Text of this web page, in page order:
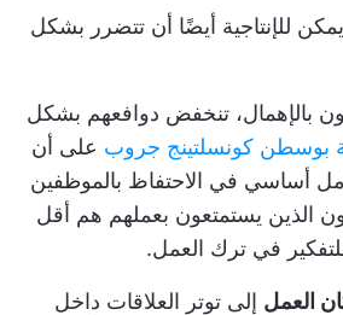
للإنتاجية أيضًا أن تتضرر بشكل
بالإهمال، تنخفض دوافعهم بشكل
بوسطن كونسلتينج جروب على أن
أساسي في الاحتفاظ بالموظفين
الذين يستمتعون بعملهم هم أقل
العمل إلى توتر العلاقات داخل